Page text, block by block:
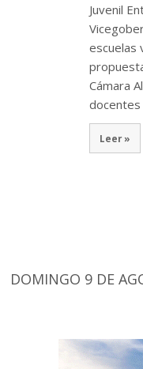
Juvenil
escuelas
Cámara
Leer »
DOMINGO 9 DE